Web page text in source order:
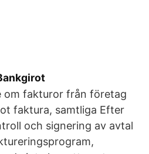
om fakturor från företag
faktura, samtliga Efter
och signering av avtal